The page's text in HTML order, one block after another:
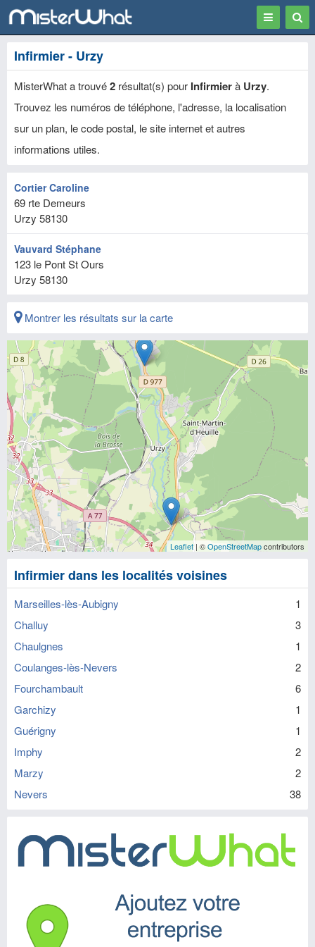
Toggle
Infirmier - Urzy
MisterWhat a trouvé2 résultat(s) pour Infirmierà Urzy.
Trouvez les numéros de téléphone, l'adresse, la localisation
sur un plan, le code postal, le site internet et autres
informations utiles.
Cortier Caroline
69 rte Demeurs
Urzy 58130
Vauvard Stéphane
123 le Pont St Ours
Urzy 58130
Montrer les résultats sur la carte
Leaflet | ©OpenStreetMapcontributors
Infirmier dans les localités voisines
Marseilles-lès-Aubigny
1
Challuy
3
Chaulgnes
1
Coulanges-lès-Nevers
2
Fourchambault
6
Garchizy
1
Guérigny
1
Imphy
2
Marzy
2
Nevers
38